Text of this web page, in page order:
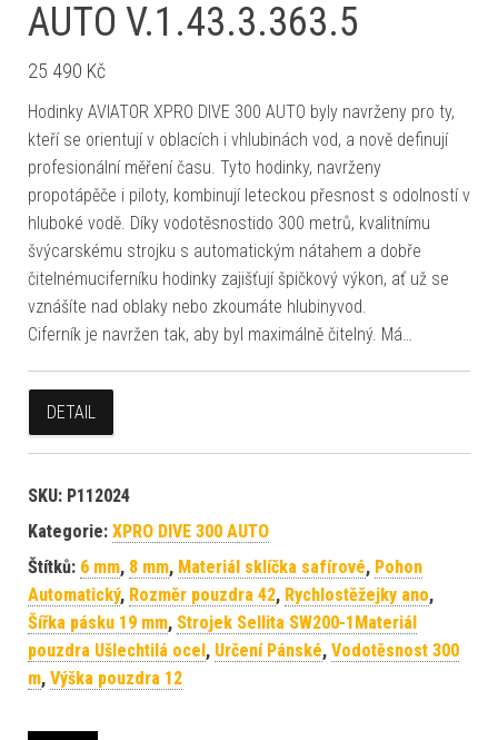
AUTO V.1.43.3.363.5
25 490 Kč
Hodinky AVIATOR XPRO DIVE 300 AUTO byly navrženy pro ty,
kteří se orientují v oblacích i vhlubinách vod, a nově definují
profesionální měření času. Tyto hodinky, navrženy
propotápěče i piloty, kombinují leteckou přesnost s odolností v
hluboké vodě. Díky vodotěsnostido 300 metrů, kvalitnímu
švýcarskému strojku s automatickým nátahem a dobře
čitelnémuciferníku hodinky zajišťují špičkový výkon, ať už se
vznášíte nad oblaky nebo zkoumáte hlubinyvod.
Ciferník je navržen tak, aby byl maximálně čitelný. Má…
DETAIL
SKU: P112024
Kategorie: XPRO DIVE 300 AUTO
Štítků: 6 mm, 8 mm, Materiál sklíčka safírové, Pohon
Automatický, Rozměr pouzdra 42, Rychlostěžejky ano,
Šířka pásku 19 mm, Strojek Sellita SW200-1Materiál
pouzdra Ušlechtilá ocel, Určení Pánské, Vodotěsnost 300
m, Výška pouzdra 12